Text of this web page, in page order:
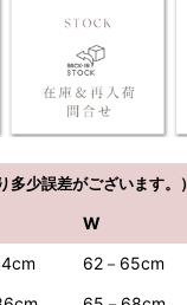
少誤差がございます。）
W
62－65cm